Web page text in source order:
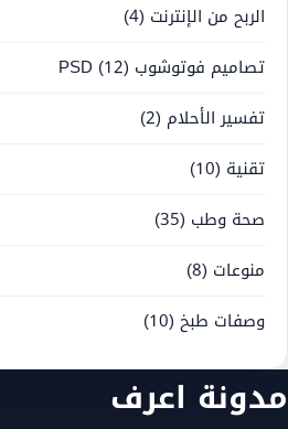
الربح من الإنترنت (4)
تصاميم فوتوشوب PSD (12)
تفسير الأحلام (2)
تقنية (10)
صحة وطب (35)
منوعات (8)
وصفات طبخ (10)
مدونة اعرف